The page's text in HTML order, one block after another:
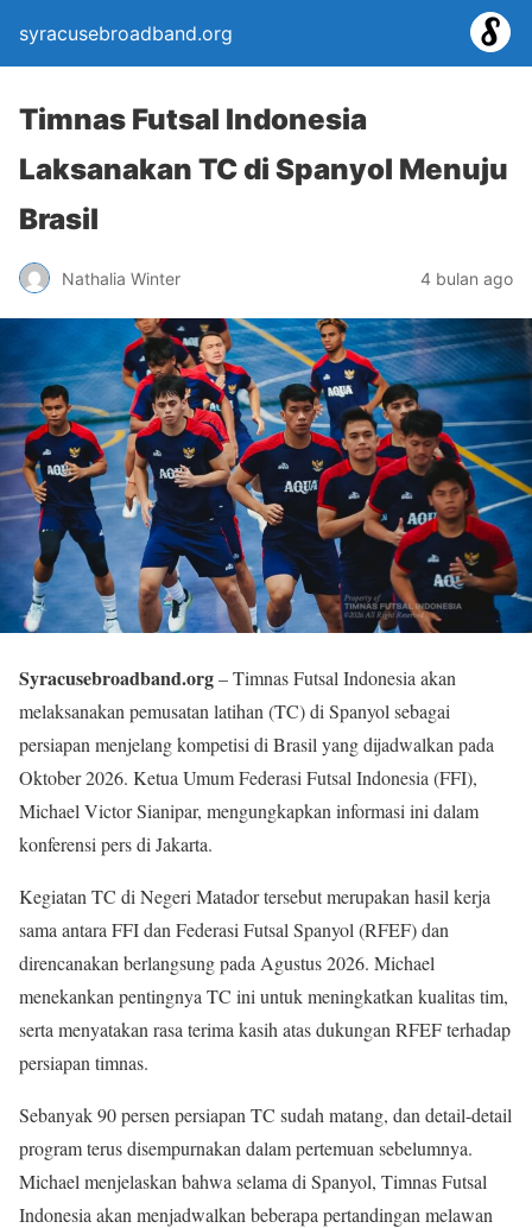
syracusebroadband.org
Timnas Futsal Indonesia
Laksanakan TC di Spanyol Menuju
Brasil
Nathalia Winter 4 bulan ago
Syracusebroadband.org– Timnas Futsal Indonesia akan
melaksanakan pemusatan latihan (TC) di Spanyol sebagai
persiapan menjelang kompetisi di Brasil yang dijadwalkan pada
Oktober 2026. Ketua Umum Federasi Futsal Indonesia (FFI),
Michael Victor Sianipar, mengungkapkan informasi ini dalam
konferensi pers di Jakarta.
Kegiatan TC di Negeri Matador tersebut merupakan hasil kerja
sama antara FFI dan Federasi Futsal Spanyol (RFEF) dan
direncanakan berlangsung pada Agustus 2026. Michael
menekankan pentingnya TC ini untuk meningkatkan kualitas tim,
serta menyatakan rasa terima kasih atas dukungan RFEF terhadap
persiapan timnas.
Sebanyak 90 persen persiapan TC sudah matang, dan detail-detail
program terus disempurnakan dalam pertemuan sebelumnya.
Michael menjelaskan bahwa selama di Spanyol, Timnas Futsal
Indonesia akan menjadwalkan beberapa pertandingan melawan